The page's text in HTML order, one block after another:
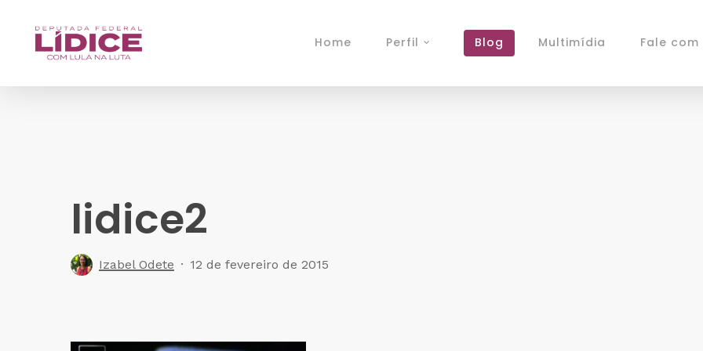
Home Perfil Blog Multimídia Fale com
lidice2
Izabel Odete 12 de fevereiro de 2015